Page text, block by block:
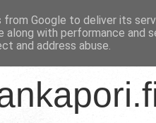
Google to deliver its
along with performance
and address abuse.